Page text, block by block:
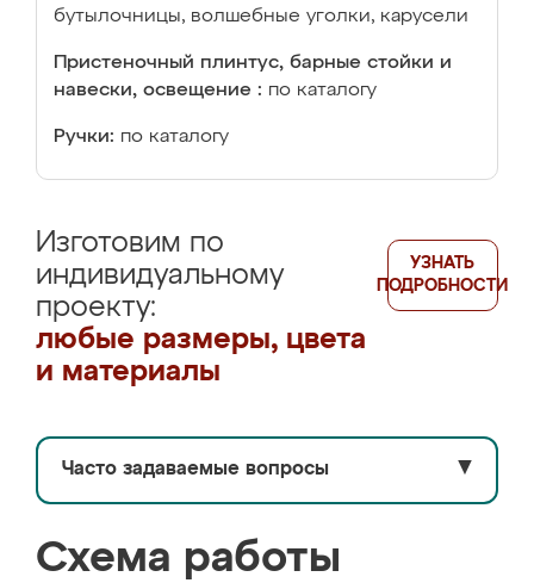
бутылочницы, волшебные уголки, карусели
Пристеночный плинтус, барные стойки и
навески, освещение : по каталогу
Ручки: по каталогу
Изготовим по
индивидуальному
проекту:
любые размеры, цвета
и материалы
УЗНАТЬ
ПОДРОБНОСТИ
Часто задаваемые вопросы ▼
Схема работы